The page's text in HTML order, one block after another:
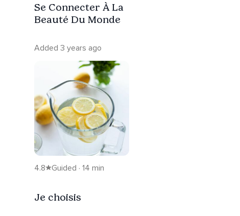
Se Connecter À La
Beauté Du Monde
Added 3 years ago
4.8 Guided · 14 min
Je choisis